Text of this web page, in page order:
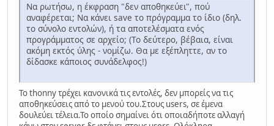
Να ρωτήσω, η έκφραση "δεν αποθηκεύει", πού
αναφέρεται; Να κάνει save το πρόγραμμα το ίδιο (δηλ.
το σύνολο εντολών), ή τα αποτελέσματα ενός
προγράμματος σε αρχείο; (Το δεύτερο, βέβαια, είναι
ακόμη εκτός ύλης - νομίζω. Θα με εξέπληττε, αν το
δίδασκε κάποιος συνάδελφος!)
Το thonny τρέχει κανονικά τις εντολές, δεν μπορείς να τις
αποθηκεύσεις από το μενού του.Στους users, σε έμενα
δουλεύει τέλεια.Το οποίο σημαίνει ότι οποιαδήποτε αλλαγή